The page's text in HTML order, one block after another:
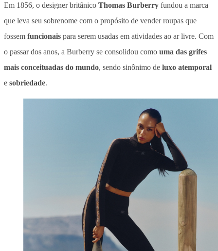
Em 1856, o designer britânico Thomas Burberry fundou a marca
que leva seu sobrenome com o propósito de vender roupas que
fossem funcionais para serem usadas em atividades ao ar livre. Com
o passar dos anos, a Burberry se consolidou como uma das grifes
mais conceituadas do mundo, sendo sinônimo de luxo atemporal
e sobriedade.